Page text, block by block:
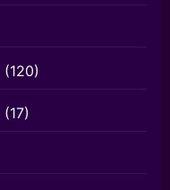
(120)
(17)